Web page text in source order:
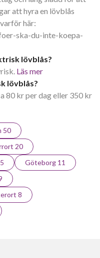
att hyra en lövblås
här:
ska-du-inte-koepa-
lövblås?
Läs mer
lövblås?
80 kr per dag eller 350 kr
50
20
Göteborg 11
8